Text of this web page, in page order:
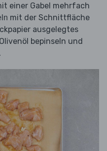
einer Gabel mehrfach
mit der Schnittfläche
ausgelegtes
bepinseln und